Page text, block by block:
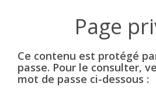
Ce contenu est protégé
passe. Pour le consulter,
mot de passe ci-dessous :